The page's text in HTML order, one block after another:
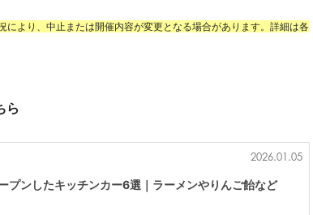
より、中止または開催内容が変更となる場合があります。詳細は各
ら
2026.01.05
プンしたキッチンカー6選｜ラーメンやりんご飴など